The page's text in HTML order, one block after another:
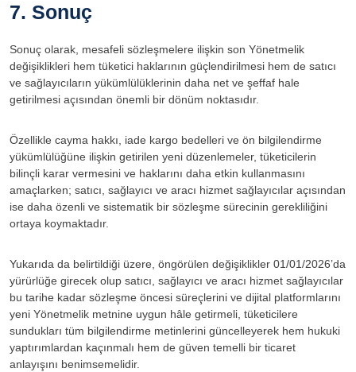
7. Sonuç
Sonuç olarak, mesafeli sözleşmelere ilişkin son Yönetmelik
değişiklikleri hem tüketici haklarının güçlendirilmesi hem de satıcı
ve sağlayıcıların yükümlülüklerinin daha net ve şeffaf hale
getirilmesi açısından önemli bir dönüm noktasıdır.
Özellikle cayma hakkı, iade kargo bedelleri ve ön bilgilendirme
yükümlülüğüne ilişkin getirilen yeni düzenlemeler, tüketicilerin
bilinçli karar vermesini ve haklarını daha etkin kullanmasını
amaçlarken; satıcı, sağlayıcı ve aracı hizmet sağlayıcılar açısından
ise daha özenli ve sistematik bir sözleşme sürecinin gerekliliğini
ortaya koymaktadır.
Yukarıda da belirtildiği üzere, öngörülen değişiklikler 01/01/2026’da
yürürlüğe girecek olup satıcı, sağlayıcı ve aracı hizmet sağlayıcılar
bu tarihe kadar sözleşme öncesi süreçlerini ve dijital platformlarını
yeni Yönetmelik metnine uygun hâle getirmeli, tüketicilere
sundukları tüm bilgilendirme metinlerini güncelleyerek hem hukuki
yaptırımlardan kaçınmalı hem de güven temelli bir ticaret
anlayışını benimsemelidir.